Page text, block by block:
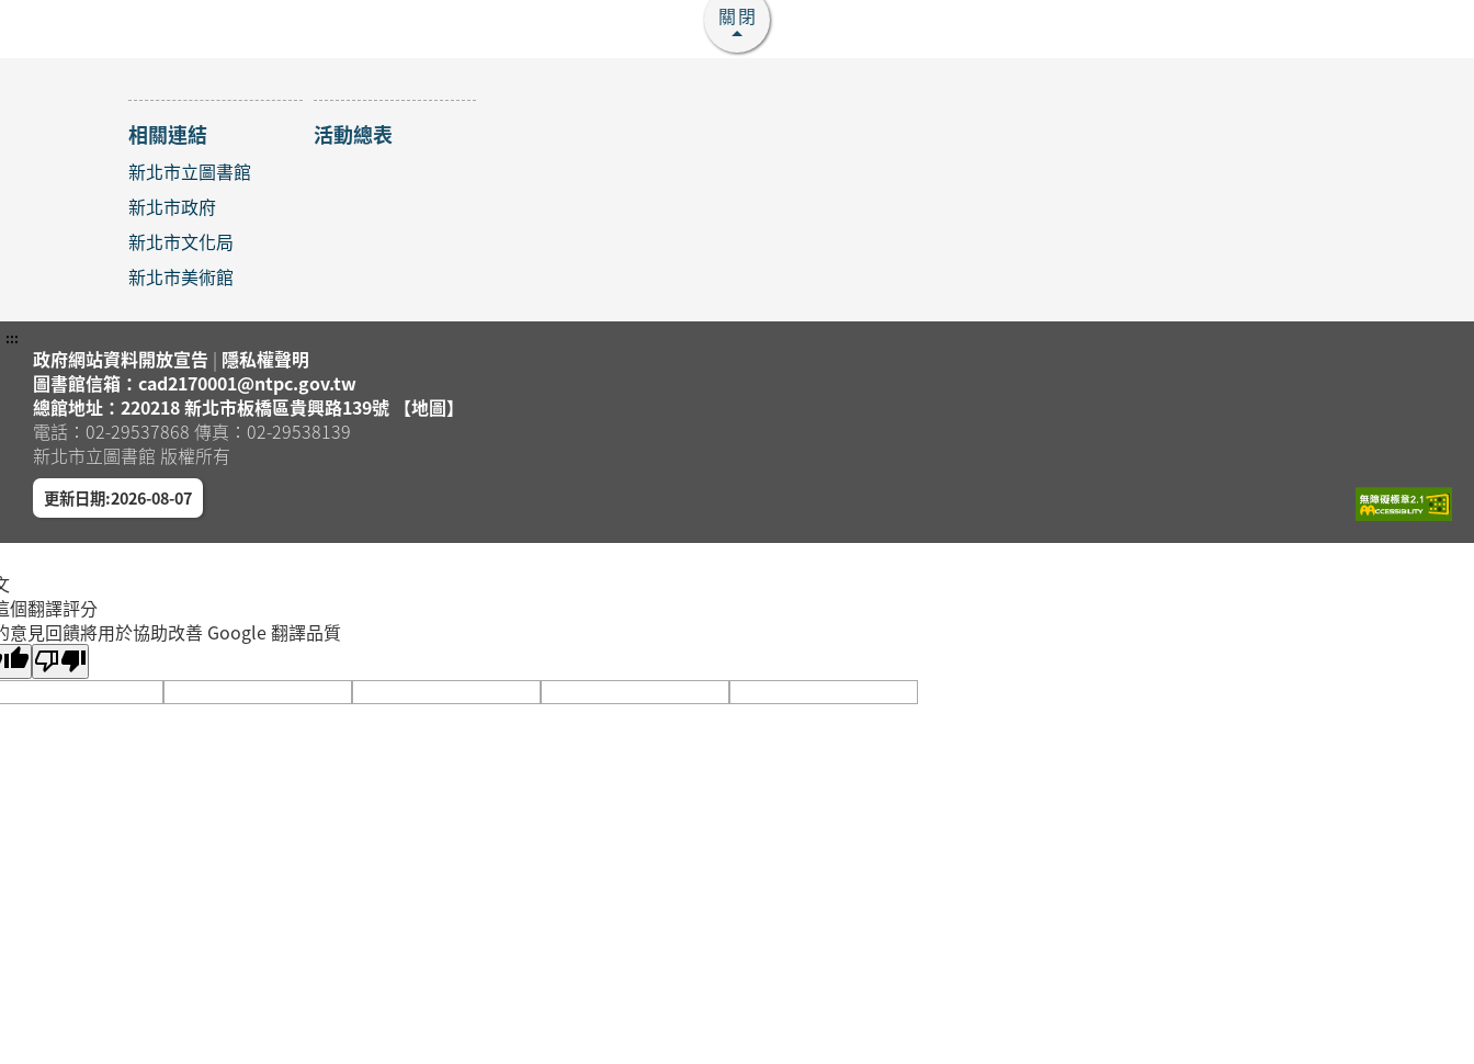
關閉
相關連結
新北市立圖書館
新北市政府
新北市文化局
新北市美術館
活動總表
:::
政府網站資料開放宣告 | 隱私權聲明
圖書館信箱：cad2170001@ntpc.gov.tw
總館地址：220218 新北市板橋區貴興路139號 【地圖】
電話：02-29537868 傳真：02-29538139
新北市立圖書館 版權所有
更新日期:2026-08-07
個翻譯評分
意見回饋將用於協助改善 Google 翻譯品質